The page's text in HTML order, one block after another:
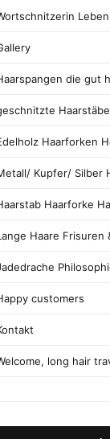
die gut
Haarstäbe
Haarforken
Kupfer/ Silber
Haarforke
Haare Frisuren
customers
long hair